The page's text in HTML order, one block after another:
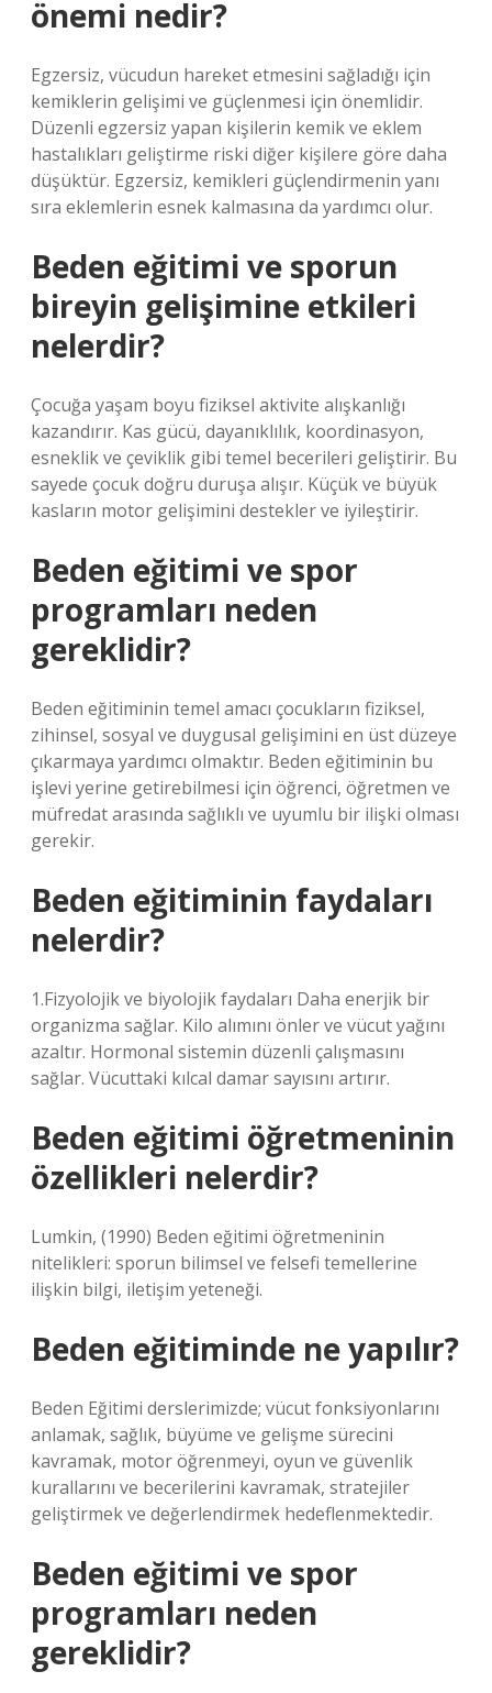
önemi nedir?
Egzersiz, vücudun hareket etmesini sağladığı için
kemiklerin gelişimi ve güçlenmesi için önemlidir.
Düzenli egzersiz yapan kişilerin kemik ve eklem
hastalıkları geliştirme riski diğer kişilere göre daha
düşüktür. Egzersiz, kemikleri güçlendirmenin yanı
sıra eklemlerin esnek kalmasına da yardımcı olur.
Beden eğitimi ve sporun
bireyin gelişimine etkileri
nelerdir?
Çocuğa yaşam boyu fiziksel aktivite alışkanlığı
kazandırır. Kas gücü, dayanıklılık, koordinasyon,
esneklik ve çeviklik gibi temel becerileri geliştirir. Bu
sayede çocuk doğru duruşa alışır. Küçük ve büyük
kasların motor gelişimini destekler ve iyileştirir.
Beden eğitimi ve spor
programları neden
gereklidir?
Beden eğitiminin temel amacı çocukların fiziksel,
zihinsel, sosyal ve duygusal gelişimini en üst düzeye
çıkarmaya yardımcı olmaktır. Beden eğitiminin bu
işlevi yerine getirebilmesi için öğrenci, öğretmen ve
müfredat arasında sağlıklı ve uyumlu bir ilişki olması
gerekir.
Beden eğitiminin faydaları
nelerdir?
1.Fizyolojik ve biyolojik faydaları Daha enerjik bir
organizma sağlar. Kilo alımını önler ve vücut yağını
azaltır. Hormonal sistemin düzenli çalışmasını
sağlar. Vücuttaki kılcal damar sayısını artırır.
Beden eğitimi öğretmeninin
özellikleri nelerdir?
Lumkin, (1990) Beden eğitimi öğretmeninin
nitelikleri: sporun bilimsel ve felsefi temellerine
ilişkin bilgi, iletişim yeteneği.
Beden eğitiminde ne yapılır?
Beden Eğitimi derslerimizde; vücut fonksiyonlarını
anlamak, sağlık, büyüme ve gelişme sürecini
kavramak, motor öğrenmeyi, oyun ve güvenlik
kurallarını ve becerilerini kavramak, stratejiler
geliştirmek ve değerlendirmek hedeflenmektedir.
Beden eğitimi ve spor
programları neden
gereklidir?